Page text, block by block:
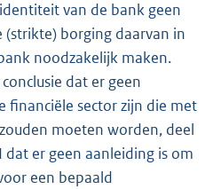
van de bank geen
borging daarvan in
noodzakelijk maken.
dat er geen
financiële sector zijn die met
moeten worden, deel
dat er geen aanleiding is om
een bepaald